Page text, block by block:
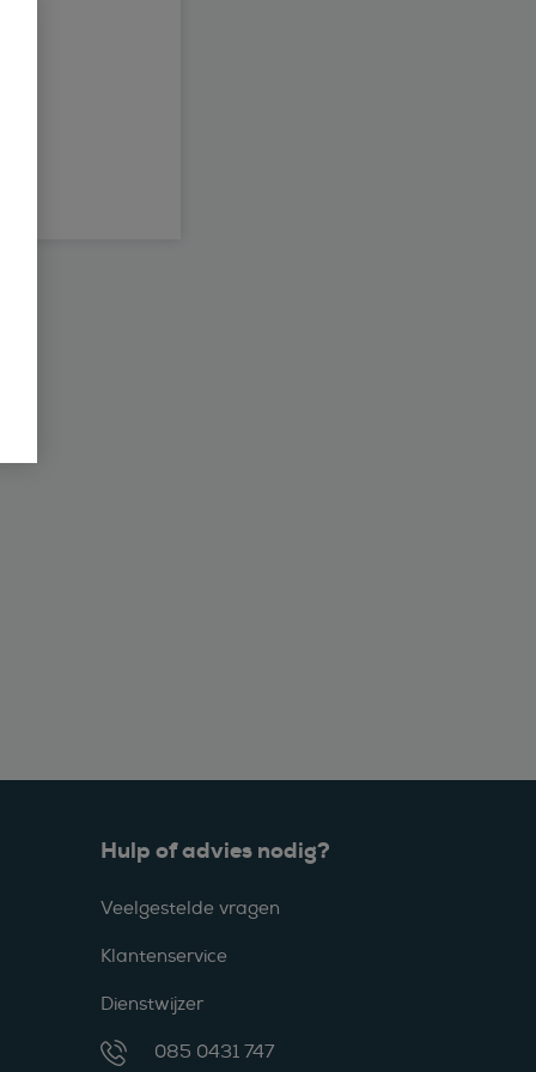
Hulp of advies nodig?
Veelgestelde vragen
Klantenservice
Dienstwijzer
085 0431 747